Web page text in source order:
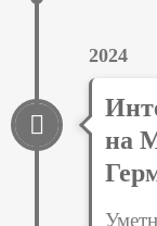
2024
на